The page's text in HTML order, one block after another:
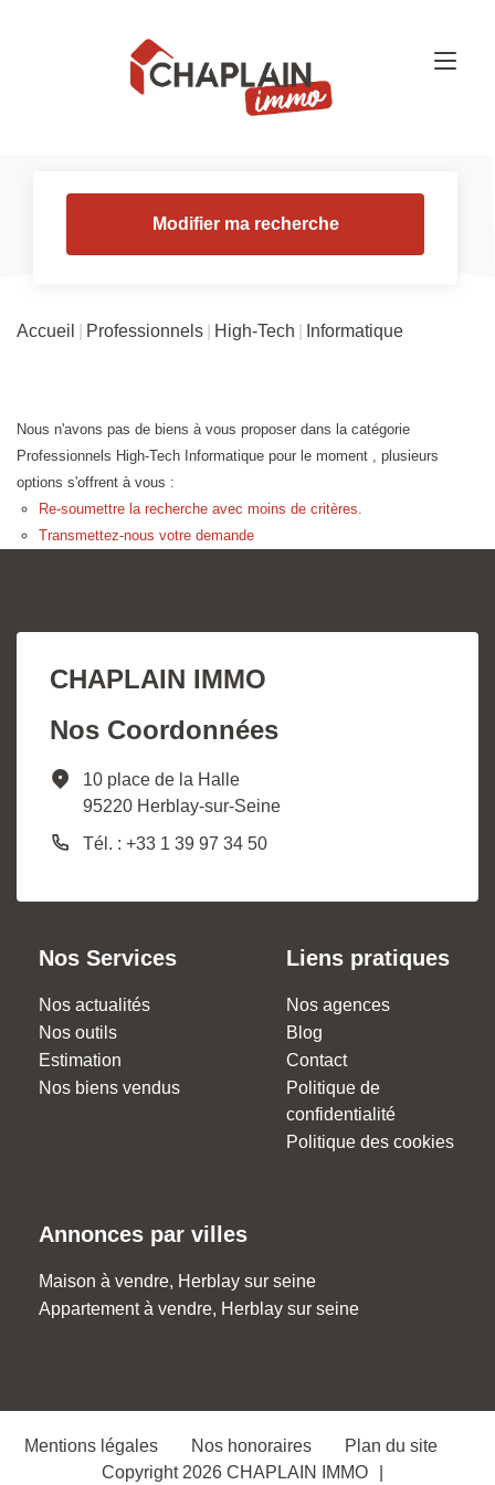
Modifier ma recherche
Accueil Professionnels High-Tech Informatique
Nous n'avons pas de biens à vous proposer dans la catégorie
Professionnels High-Tech Informatique pour le moment , plusieurs
options s'offrent à vous :
Re-soumettre la recherche avec moins de critères.
Transmettez-nous votre demande
CHAPLAIN IMMO
Nos Coordonnées
10 place de la Halle
95220 Herblay-sur-Seine
Tél. : +33 1 39 97 34 50
Nos Services
Nos actualités
Nos outils
Estimation
Nos biens vendus
Liens pratiques
Nos agences
Blog
Contact
Politique de
confidentialité
Politique des cookies
Annonces par villes
Maison à vendre, Herblay sur seine
Appartement à vendre, Herblay sur seine
Mentions légales Nos honoraires
Plan du site
Copyright 2026 CHAPLAIN IMMO